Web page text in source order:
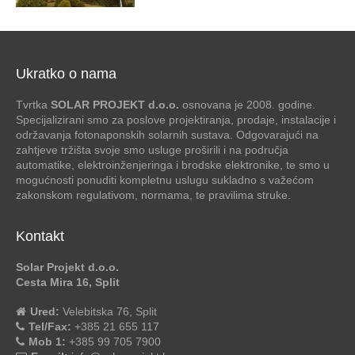
Ukratko o nama
Tvrtka SOLAR PROJEKT d.o.o. osnovana je 2008. godine.
Specijalizirani smo za poslove projektiranja, prodaje, instalacije i
održavanja fotonaponskih solarnih sustava. Odgovarajući na
zahtjeve tržišta svoje smo usluge proširili i na područja
automatike, elektroinženjeringa i brodske elektronike, te smo u
mogućnosti ponuditi kompletnu uslugu sukladno s važećom
zakonskom regulativom, normama, te pravilima struke.
Kontakt
Solar Projekt d.o.o.
Cesta Mira 16, Split
Ured: Velebitska 76, Split
Tel/Fax: +385 21 655 117
Mob 1: +385 99 705 7900